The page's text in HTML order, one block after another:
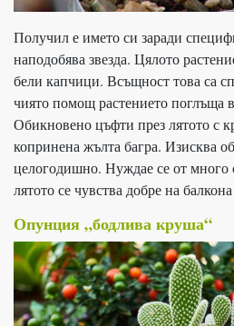
Получил е името си заради
наподобява звезда. Цялото
бели капчици. Всъщност това са
чиято помощ растението поглъща
Обикновено цъфти през лятото с
копринена жълта багра. Изисква
целогодишно. Нуждае се от много
лятото се чувства добре на
Опунция „бодлива круша“